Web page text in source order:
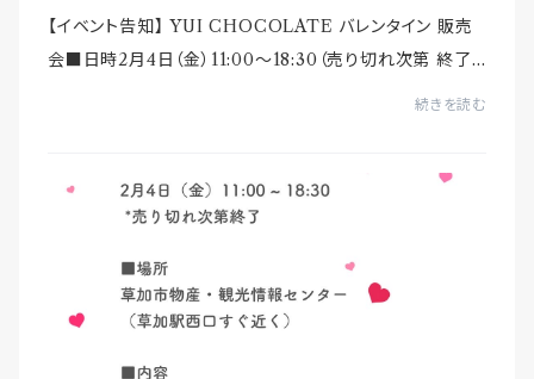
【イベント告知】 YUI CHOCOLATE バレンタイン 販売
会■日時2月4日（金）11:00〜18:30（売り切れ次第 終了）
■場所草加市物産・観光情報センター多目的スペース（草
続きを読む